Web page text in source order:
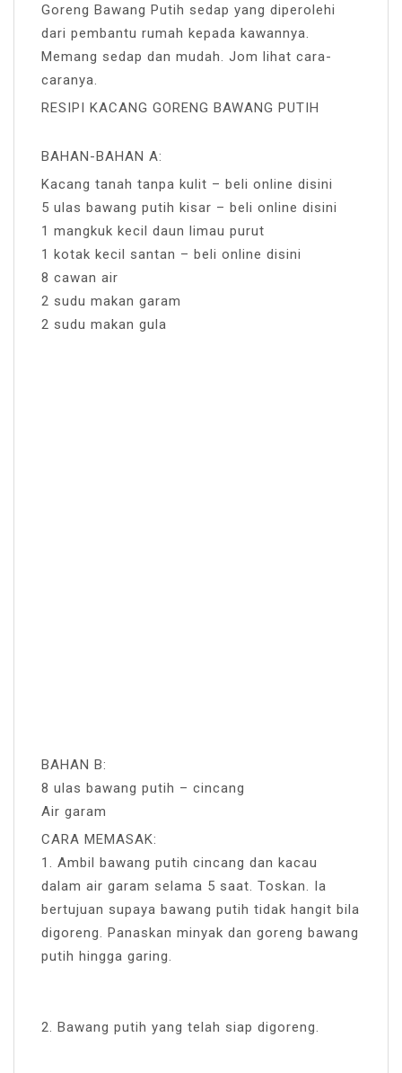
Goreng Bawang Putih sedap yang diperolehi
dari pembantu rumah kepada kawannya.
Memang sedap dan mudah. Jom lihat cara-
caranya.
RESIPI KACANG GORENG BAWANG PUTIH
BAHAN-BAHAN A:
Kacang tanah tanpa kulit – beli online disini
5 ulas bawang putih kisar – beli online disini
1 mangkuk kecil daun limau purut
1 kotak kecil santan – beli online disini
8 cawan air
2 sudu makan garam
2 sudu makan gula
BAHAN B:
8 ulas bawang putih – cincang
Air garam
CARA MEMASAK:
1. Ambil bawang putih cincang dan kacau
dalam air garam selama 5 saat. Toskan. Ia
bertujuan supaya bawang putih tidak hangit bila
digoreng. Panaskan minyak dan goreng bawang
putih hingga garing.
2. Bawang putih yang telah siap digoreng.